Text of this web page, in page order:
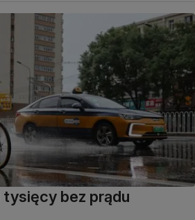
tysięcy bez prądu